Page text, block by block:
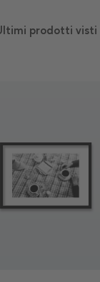
prodotti visti